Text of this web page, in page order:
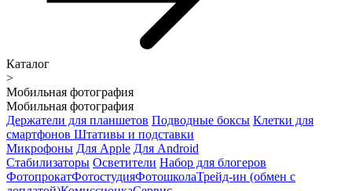
Каталог
>
Мобильная фотография
Мобильная фотография
Держатели для планшетов Подводные боксы Клетки для
смартфонов Штативы и подставки
Микрофоны Для Apple Для Android
Стабилизаторы Осветители Набор для блогеров
ФотопрокатФотостудияФотошколаТрейд-ин (обмен с